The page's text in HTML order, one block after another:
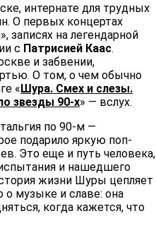
интернате для трудных
О первых концертах
», записях на легендарной
с Патрисией Каас.
и забвении,
О том, о чем обычно
«Шура. Смех и слезы.
звезды 90-х» — вслух.
по 90-м —
подарило яркую поп-
Это еще и путь человека,
и нашедшего
жизни Шуры цепляет
о музыке и славе: она
когда кажется, что